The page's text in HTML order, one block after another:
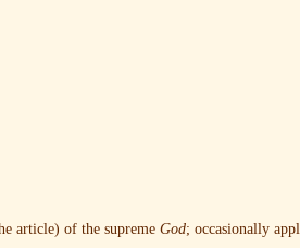
article) of the supreme God; occasionally